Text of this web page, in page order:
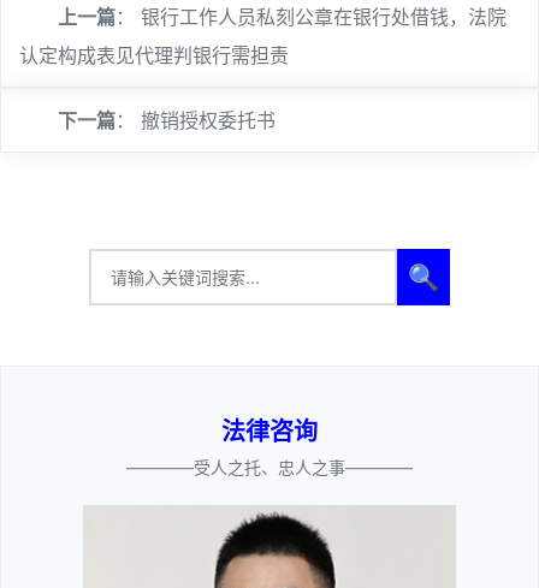
上一篇： 银行工作人员私刻公章在银行处借钱，法院
认定构成表见代理判银行需担责
下一篇： 撤销授权委托书
🔍
法律咨询
————受人之托、忠人之事————